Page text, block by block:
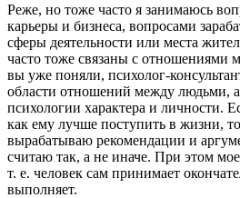
Реже, но тоже часто я занимаюсь
карьеры и бизнеса, вопросами
сферы деятельности или места
часто тоже связаны с отношениями
вы уже поняли, психолог-
области отношений между людьми, а
психологии характера и личности.
как ему лучше поступить в жизни,
вырабатываю рекомендации и
считаю так, а не иначе. При этом
т. е. человек сам принимает
выполняет.